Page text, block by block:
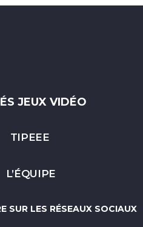
JEUX VIDÉO
TIPEEE
L’ÉQUIPE
SUR LES RÉSEAUX SOCIAUX